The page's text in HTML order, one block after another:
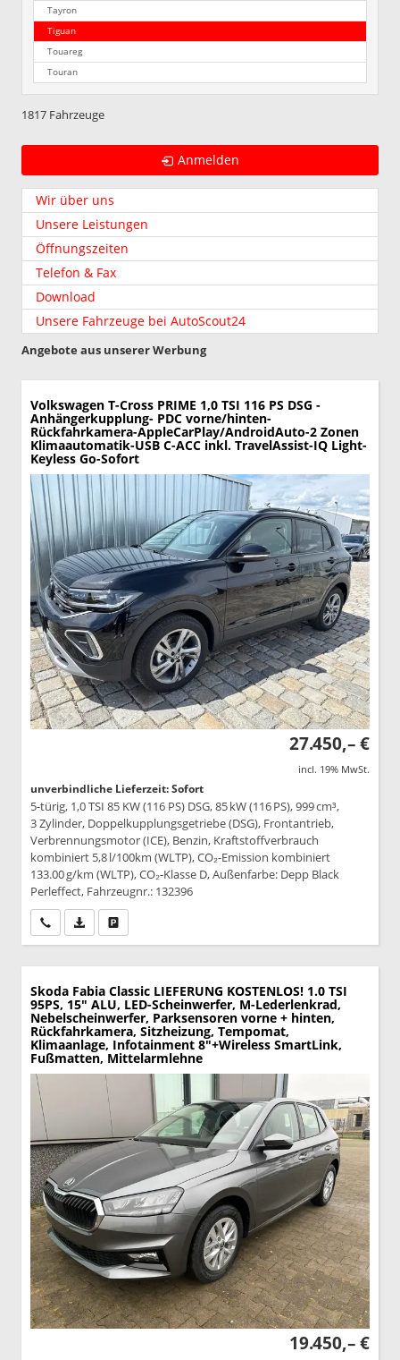
Tayron
Tiguan
Touareg
Touran
1817 Fahrzeuge
Anmelden
Wir über uns
Unsere Leistungen
Öffnungszeiten
Telefon & Fax
Download
Unsere Fahrzeuge bei AutoScout24
Angebote aus unserer Werbung
Volkswagen T-Cross PRIME 1,0 TSI 116 PS DSG -
Anhängerkupplung- PDC vorne/hinten-
Rückfahrkamera-AppleCarPlay/AndroidAuto-2 Zonen
Klimaautomatik-USB C-ACC inkl. TravelAssist-IQ Light-
Keyless Go-Sofort
27.450,– €
incl. 19% MwSt.
unverbindliche Lieferzeit: Sofort
5-türig, 1,0 TSI 85 KW (116 PS) DSG, 85 kW (116 PS), 999 cm³,
3 Zylinder, Doppelkupplungsgetriebe (DSG), Frontantrieb,
Verbrennungsmotor (ICE), Benzin, Kraftstoffverbrauch
kombiniert 5,8 l/100km (WLTP), CO₂-Emission kombiniert
133.00 g/km (WLTP), CO₂-Klasse D, Außenfarbe: Depp Black
Perleffect, Fahrzeugnr.: 132396
Wir rufen Sie anPDF-Datei, Fahrzeugexposé drucken
Skoda Fabia Classic LIEFERUNG KOSTENLOS! 1.0 TSI
95PS, 15" ALU, LED-Scheinwerfer, M-Lederlenkrad,
Nebelscheinwerfer, Parksensoren vorne + hinten,
Rückfahrkamera, Sitzheizung, Tempomat,
Klimaanlage, Infotainment 8"+Wireless SmartLink,
Fußmatten, Mittelarmlehne
19.450,– €